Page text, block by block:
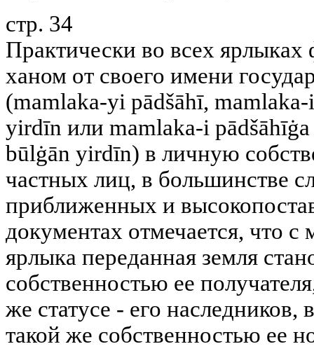
стр. 34
Практически во всех ярлыках
ханом от своего имени
(mamlaka-yi pādšāhī,
yirdīn или mamlaka-i
būlġān yirdīn) в личную
частных лиц, в большинстве
приближенных и
документах отмечается, что
ярлыка переданная земля
собственностью ее
же статусе - его наследников,
такой же собственностью ее